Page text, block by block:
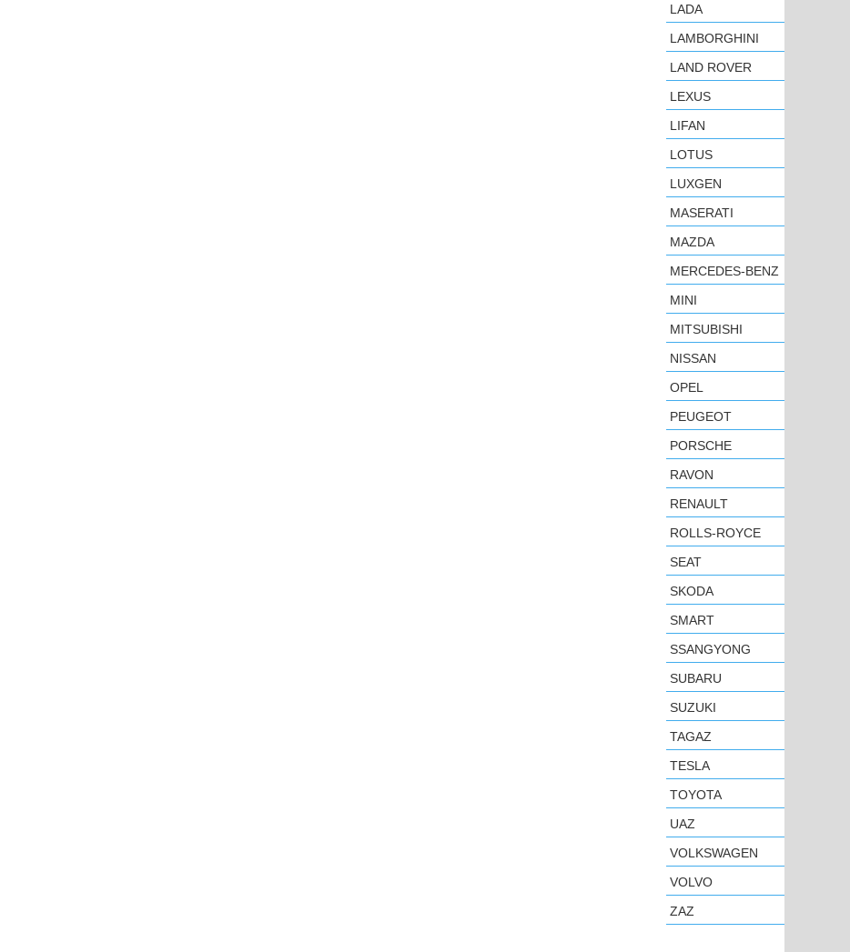
LADA
LAMBORGHINI
LAND ROVER
LEXUS
LIFAN
LOTUS
LUXGEN
MASERATI
MAZDA
MERCEDES-BENZ
MINI
MITSUBISHI
NISSAN
OPEL
PEUGEOT
PORSCHE
RAVON
RENAULT
ROLLS-ROYCE
SEAT
SKODA
SMART
SSANGYONG
SUBARU
SUZUKI
TAGAZ
TESLA
TOYOTA
UAZ
VOLKSWAGEN
VOLVO
ZAZ